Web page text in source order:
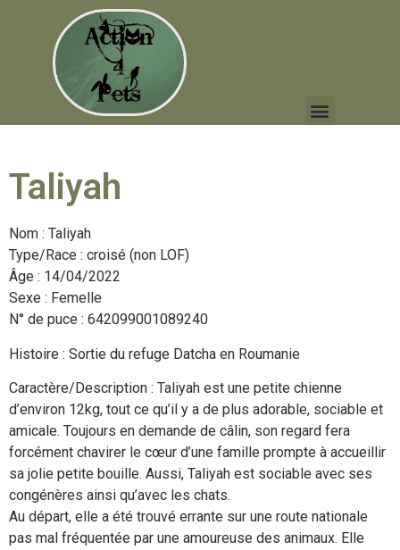
Taliyah
Nom : Taliyah
Type/Race : croisé (non LOF)
Âge : 14/04/2022
Sexe : Femelle
N° de puce : 642099001089240
Histoire : Sortie du refuge Datcha en Roumanie
Caractère/Description : Taliyah est une petite chienne
d’environ 12kg, tout ce qu’il y a de plus adorable, sociable et
amicale. Toujours en demande de câlin, son regard fera
forcément chavirer le cœur d’une famille prompte à accueillir
sa jolie petite bouille. Aussi, Taliyah est sociable avec ses
congénères ainsi qu’avec les chats.
Au départ, elle a été trouvé errante sur une route nationale
pas mal fréquentée par une amoureuse des animaux. Elle